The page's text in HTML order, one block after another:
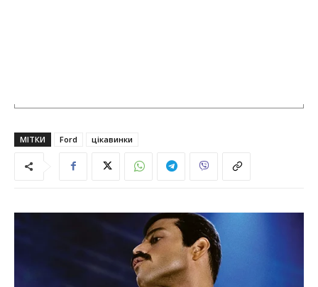
МІТКИ Ford цікавинки